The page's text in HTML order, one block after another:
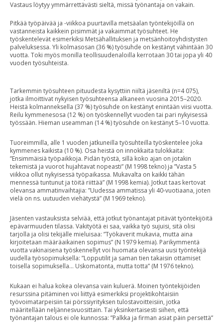
Vastaus löytyy ymmärrettävästi sieltä, missä työnantaja on vakain.
Pitkää työpäivää ja -viikkoa puurtavilla metsäalan työntekijöillä on
vastanneista kaikkein pisimmät ja vakaimmat työsuhteet. He
työskentelevät esimerkiksi Metsähallituksen ja metsänhoitoyhdistysten
palveluksessa. Yli kolmasosan (36 %) työsuhde on kestänyt vähintään 30
vuotta. Toki myös monilla teollisuudenaloilla kerrotaan 30 tai jopa yli 40
vuoden työsuhteista.
Tarkemmin työsuhteen pituudesta kysyttiin niiltä jäseniltä (n=4 075),
jotka ilmoittivat nykyisen työsuhteensa alkaneen vuosina 2015–2020.
Heistä kolmanneksella (37 %) työsuhde on kestänyt enintään viisi vuotta.
Reilu kymmenesosa (12 %) on työskennellyt vuoden tai pari nykyisessä
työssään. Hieman useamman (14 %) työsuhde on kestänyt 5–10 vuotta.
Tuoreimmilla, alle 1 vuoden jatkuneilla työsuhteilla työskentelee joka
kymmenes kaikista (10 %). Osa heistä on innokkaita tulokkaita:
”Ensimmäisiä työpaikkoja. Pidän työstä, sillä koko ajan on jotakin
tekemistä ja vuorot hujahtavat nopeasti” (M 1998 tekno) ja ”Vasta 5
viikkoa ollut nykyisessä työpaikassa. Mukavalta on kaikki tähän
mennessä tuntunut ja töitä riittää” (M 1998 kemia). Jotkut taas kertovat
olevansa ammatinvaihtajia: ”Uudessa ammatissa yli 40-vuotiaana, joten
vielä on ns. uutuuden viehätystä” (M 1969 tekno).
Jäsenten vastauksista selviää, että jotkut työnantajat pitävät työntekijöitä
epävarmuuden tilassa. Vakityötä ei saa, vaikka työ sujuisi, sitä olisi
tarjolla ja olisi tekijälle mieluisaa: ”Työkaverit mukavia, mutta aina
kirjoitetaan määräaikainen sopimus” (N 1979 kemia). Parikymmentä
vuotta vakinaisena työskennellyt voi huomata olevansa uusi työntekijä
uudella työsopimuksella: ”Lopputilit ja saman tien takaisin ottamiset
toisella sopimuksella… Uskomatonta, mutta totta” (M 1976 tekno).
Kukaan ei halua kokea olevansa vain kuluerä. Moinen työntekijöiden
resurssina pitäminen voi liittyä esimerkiksi projektikohtaisiin
työvoimatarpeisiin tai pörssiyrityksen tulostavoitteisiin, jotka
määritellään neljännesvuosittain. Tai yksinkertaisesti siihen, että
työnantajan talous ei ole kunnossa: ”Palkka ja firman asiat päin persettä”